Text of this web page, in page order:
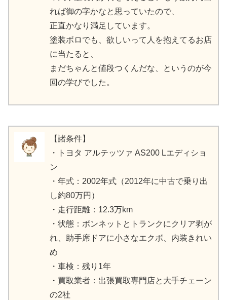
れば御の字かなと思っていたので、
正直かなり満足しています。
塗装ボロでも、欲しいって人を抱えてるお店
に当たると、
まだちゃんと値段つくんだな、というのが今
回の学びでした。
【諸条件】
・トヨタ アルテッツァ AS200 Lエディショ
ン
・年式：2002年式（2012年に中古で乗り出
し約80万円）
・走行距離：12.3万km
・状態：ボンネットとトランクにクリア剥が
れ、助手席ドアに小さなエクボ、内装きれい
め
・車検：残り1年
・買取業者：出張買取専門店と大手チェーン
の2社